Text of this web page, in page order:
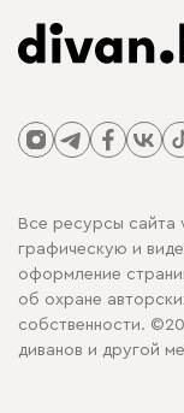
Все ресурсы сайта
графическую и
оформление
об охране
собственности.
диванов и другой